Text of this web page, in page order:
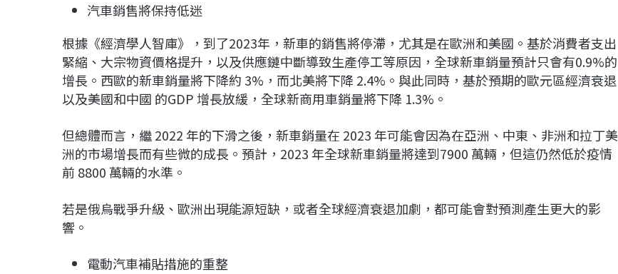
汽車銷售將保持低迷
根據《經濟學人智庫》，到了2023年，新車的銷售將停滯，尤其是在歐洲和美國。基於消費者支出
緊縮、大宗物資價格提升，以及供應鏈中斷導致生產停工等原因，全球新車銷量預計只會有0.9%的
增長。西歐的新車銷量將下降約 3%，而北美將下降 2.4%。與此同時，基於預期的歐元區經濟衰退
以及美國和中國 的GDP 增長放緩，全球新商用車銷量將下降 1.3%。
但總體而言，繼 2022 年的下滑之後，新車銷量在 2023 年可能會因為在亞洲、中東、非洲和拉丁美
洲的市場增長而有些微的成長。預計，2023 年全球新車銷量將達到7900 萬輛，但這仍然低於疫情
前 8800 萬輛的水準。
若是俄烏戰爭升級、歐洲出現能源短缺，或者全球經濟衰退加劇，都可能會對預測產生更大的影
響。
電動汽車補貼措施的重整